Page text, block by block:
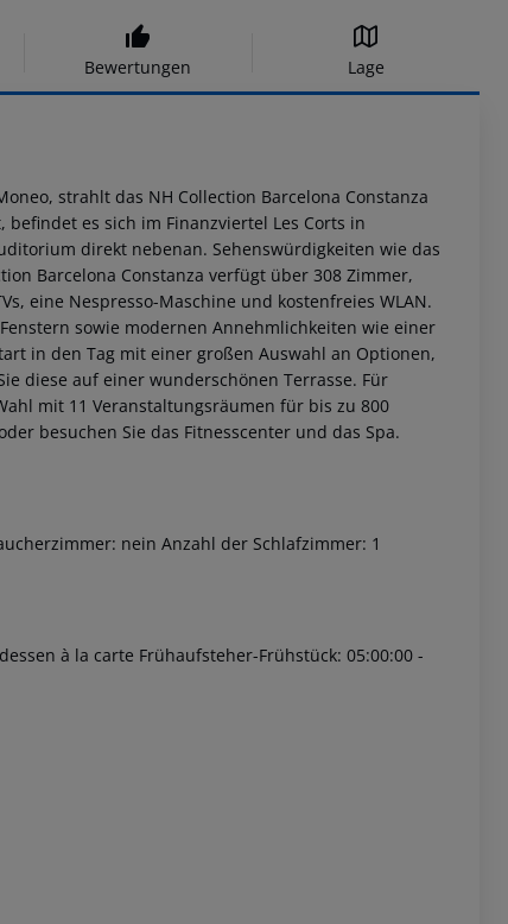
Bewertungen Lage
strahlt das NH Collection Barcelona Constanza
es sich im Finanzviertel Les Corts in
direkt nebenan. Sehenswürdigkeiten wie das
Barcelona Constanza verfügt über 308 Zimmer,
eine Nespresso-Maschine und kostenfreies WLAN.
sowie modernen Annehmlichkeiten wie einer
in den Tag mit einer großen Auswahl an Optionen,
diese auf einer wunderschönen Terrasse. Für
mit 11 Veranstaltungsräumen für bis zu 800
besuchen Sie das Fitnesscenter und das Spa.
nein Anzahl der Schlafzimmer: 1
à la carte Frühaufsteher-Frühstück: 05:00:00 -